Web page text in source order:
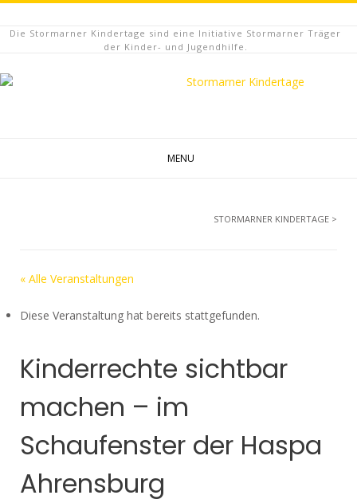
Die Stormarner Kindertage sind eine Initiative Stormarner Träger
der Kinder- und Jugendhilfe.
MENU
STORMARNER KINDERTAGE >
« Alle Veranstaltungen
Diese Veranstaltung hat bereits stattgefunden.
Kinderrechte sichtbar
machen – im
Schaufenster der Haspa
Ahrensburg